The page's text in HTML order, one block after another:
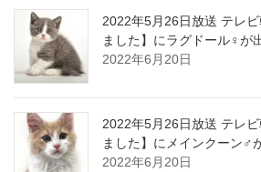
2022年5月26日放送 テレ
ました】にラグドール♀が
2022年6月20日
2022年5月26日放送 テレ
ました】にメインクーン♂
2022年6月20日